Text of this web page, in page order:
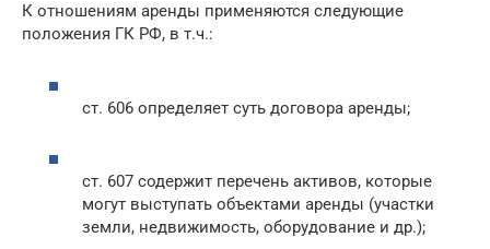
К отношениям аренды применяются следующие
положения ГК РФ, в т.ч.:
ст. 606 определяет суть договора аренды;
ст. 607 содержит перечень активов, которые
могут выступать объектами аренды (участки
земли, недвижимость, оборудование и др.);